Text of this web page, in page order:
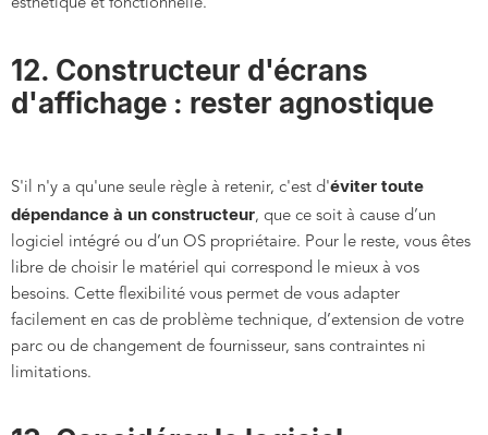
esthétique et fonctionnelle.
12. Constructeur d'écrans
d'affichage : rester agnostique
S'il n'y a qu'une seule règle à retenir, c'est d'éviter toute
dépendance à un constructeur, que ce soit à cause d’un
logiciel intégré ou d’un OS propriétaire. Pour le reste, vous êtes
libre de choisir le matériel qui correspond le mieux à vos
besoins. Cette flexibilité vous permet de vous adapter
facilement en cas de problème technique, d’extension de votre
parc ou de changement de fournisseur, sans contraintes ni
limitations.